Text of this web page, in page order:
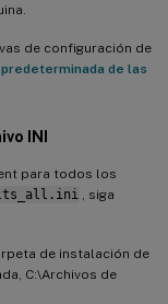
de configuración de
de las
INI
para todos los
, siga
de instalación de
C:\Archivos de